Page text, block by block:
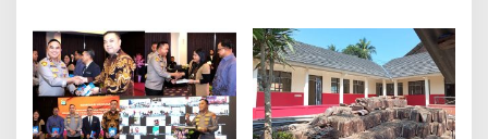
Identitas Petugas Tak
Dikenali
Rakyat